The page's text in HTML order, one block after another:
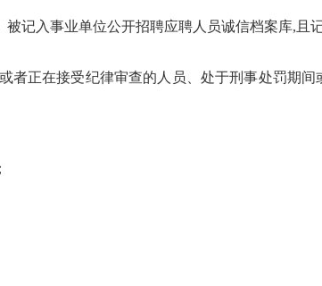
被记入事业单位公开招聘应聘人员诚信档案库,且
者正在接受纪律审查的人员、处于刑事处罚期